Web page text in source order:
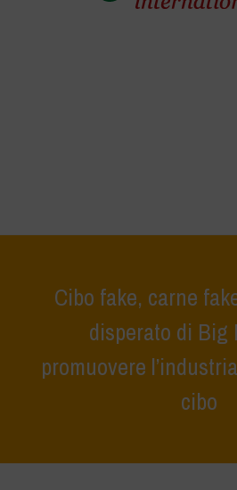
Cibo fake, carne
disperato di Big
promuovere
cibo